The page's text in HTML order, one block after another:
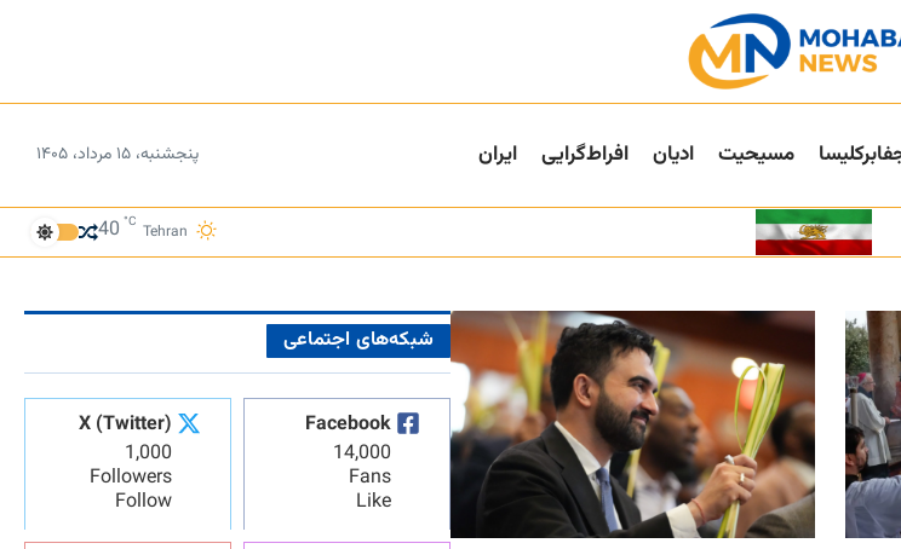
مسیحیت ادیان افراط‌گرایی ایران پنجشنبه، ۱۵ مرداد، ۱۴۰۵
Tehran
40 °C
شبکه‌های اجتماعی
Facebook
14,000
Fans
Like
X (Twitter)
1,000
Followers
Follow